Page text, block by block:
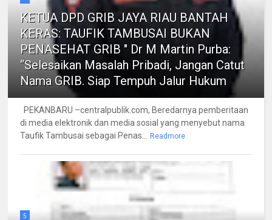
KETUA DPD GRIB JAYA RIAU BANTAH
KERAS: TAUFIK TAMBUSAI BUKAN
PENASEHAT GRIB " Dr M Martin Purba:
“Selesaikan Masalah Pribadi, Jangan Catut
Nama GRIB. Siap Tempuh Jalur Hukum
PEKANBARU –centralpublik.com, Beredarnya pemberitaan
di media elektronik dan media sosial yang menyebut nama
Taufik Tambusai sebagai Penas...
Readmore
5